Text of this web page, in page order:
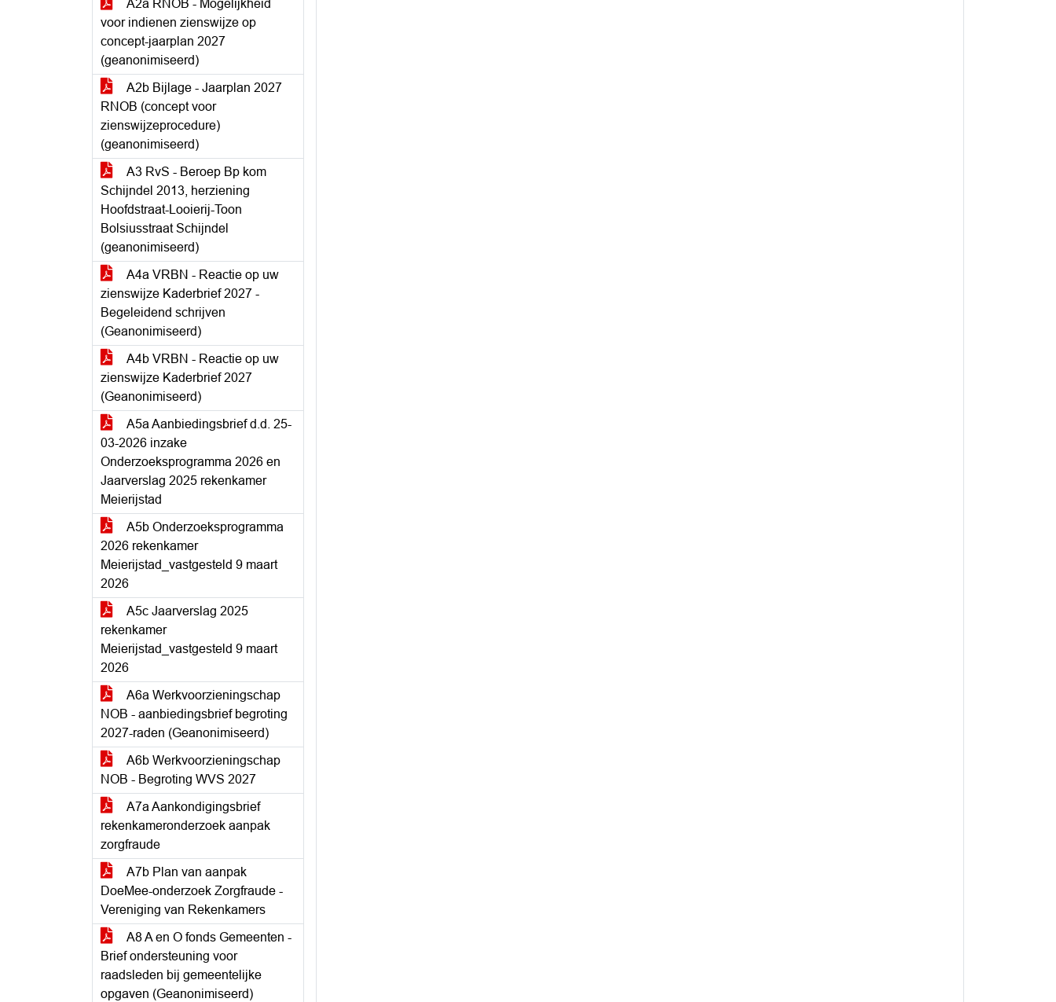
A2a RNOB - Mogelijkheid
voor indienen zienswijze op
concept-jaarplan 2027
(geanonimiseerd)
A2b Bijlage - Jaarplan 2027
RNOB (concept voor
zienswijzeprocedure)
(geanonimiseerd)
A3 RvS - Beroep Bp kom
Schijndel 2013, herziening
Hoofdstraat-Looierij-Toon
Bolsiusstraat Schijndel
(geanonimiseerd)
A4a VRBN - Reactie op uw
zienswijze Kaderbrief 2027 -
Begeleidend schrijven
(Geanonimiseerd)
A4b VRBN - Reactie op uw
zienswijze Kaderbrief 2027
(Geanonimiseerd)
A5a Aanbiedingsbrief d.d. 25-
03-2026 inzake
Onderzoeksprogramma 2026 en
Jaarverslag 2025 rekenkamer
Meierijstad
A5b Onderzoeksprogramma
2026 rekenkamer
Meierijstad_vastgesteld 9 maart
2026
A5c Jaarverslag 2025
rekenkamer
Meierijstad_vastgesteld 9 maart
2026
A6a Werkvoorzieningschap
NOB - aanbiedingsbrief begroting
2027-raden (Geanonimiseerd)
A6b Werkvoorzieningschap
NOB - Begroting WVS 2027
A7a Aankondigingsbrief
rekenkameronderzoek aanpak
zorgfraude
A7b Plan van aanpak
DoeMee-onderzoek Zorgfraude -
Vereniging van Rekenkamers
A8 A en O fonds Gemeenten -
Brief ondersteuning voor
raadsleden bij gemeentelijke
opgaven (Geanonimiseerd)